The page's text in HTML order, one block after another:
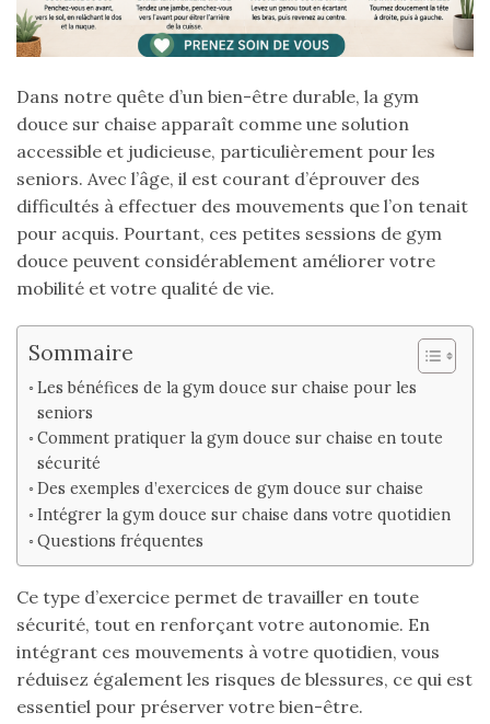
Dans notre quête d’un bien-être durable, la gym
douce sur chaise apparaît comme une solution
accessible et judicieuse, particulièrement pour les
seniors. Avec l’âge, il est courant d’éprouver des
difficultés à effectuer des mouvements que l’on tenait
pour acquis. Pourtant, ces petites sessions de gym
douce peuvent considérablement améliorer votre
mobilité et votre qualité de vie.
Sommaire
Les bénéfices de la gym douce sur chaise pour les
seniors
Comment pratiquer la gym douce sur chaise en toute
sécurité
Des exemples d’exercices de gym douce sur chaise
Intégrer la gym douce sur chaise dans votre quotidien
Questions fréquentes
Ce type d’exercice permet de travailler en toute
sécurité, tout en renforçant votre autonomie. En
intégrant ces mouvements à votre quotidien, vous
réduisez également les risques de blessures, ce qui est
essentiel pour préserver votre bien-être.